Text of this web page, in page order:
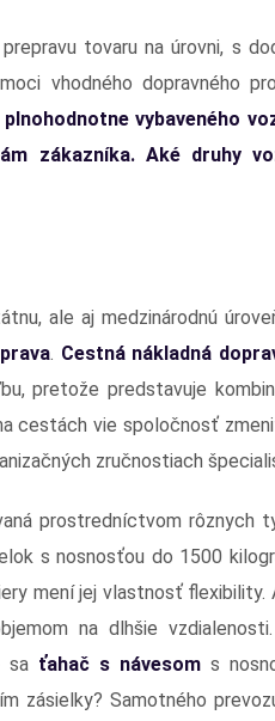
tovaru na úrovni, s
vhodného dopravného
plnohodnotne vybaveného
zákazníka. Aké druhy
ale aj medzinárodnú
. Cestná nákladná
pretože predstavuje
cestách vie spoločnosť
zručnostiach
prostredníctvom rôznych
s nosnosťou do 1500
mení jej vlastnosť flexibility.
na dlhšie
sa ťahač s návesom s
zásielky? Samotného